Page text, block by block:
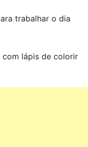
trabalhar o dia
com lápis de colorir